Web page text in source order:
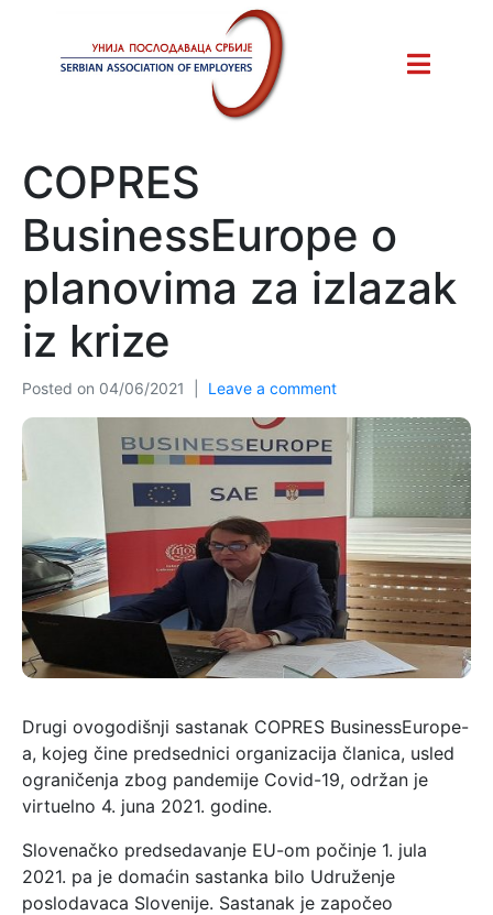
COPRES
BusinessEurope o
planovima za izlazak
iz krize
Posted on 04/06/2021 Leave a comment
Drugi ovogodišnji sastanak COPRES BusinessEurope-
a, kojeg čine predsednici organizacija članica, usled
ograničenja zbog pandemije Covid-19, održan je
virtuelno 4. juna 2021. godine.
Slovenačko predsedavanje EU-om počinje 1. jula
2021. pa je domaćin sastanka bilo Udruženje
poslodavaca Slovenije. Sastanak je započeo